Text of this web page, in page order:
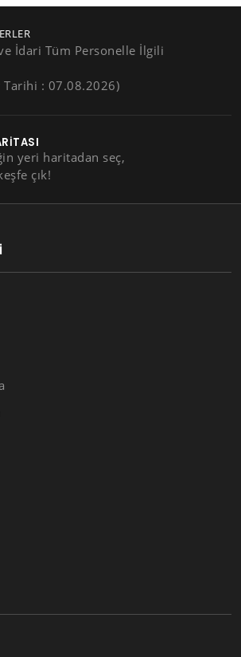
İdari Tüm Personelle İlgili
Tarihi : 07.08.2026)
yeri haritadan seç,
çık!